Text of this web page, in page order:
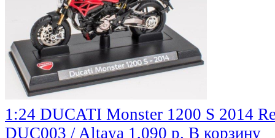
1:24 DUCATI Monster 1200 S 2014
DUC003 / Altaya 1,090 р. В корзину